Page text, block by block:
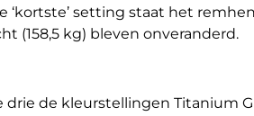
setting staat het
(158,5 kg) bleven onveranderd.
drie de kleurstellingen Titanium